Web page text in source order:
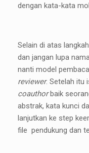
dengan kata-kata
Selain di atas
dan jangan lupa
nanti model
reviewer. Setelah itu
coauthorbaik
abstrak, kata kunci
lanjutkan ke step
file pendukung dan